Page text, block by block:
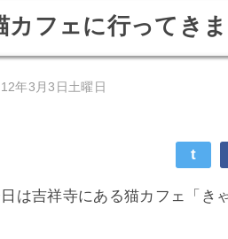
カフェに行ってき
年3月3日土曜日
t
は吉祥寺にある猫カフェ「き